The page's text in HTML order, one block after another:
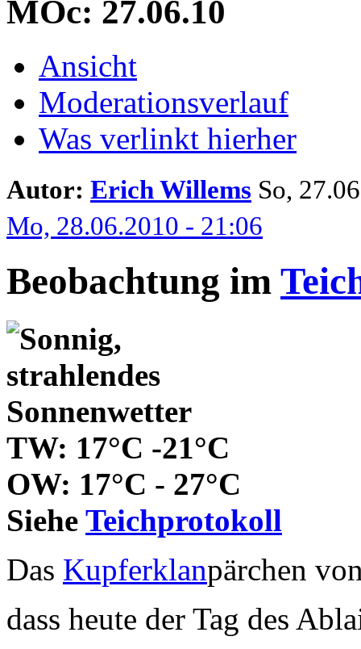
MOc: 27.06.10
Ansicht
Moderationsverlauf
Was verlinkt hierher
Autor: Erich Willems So,
Mo, 28.06.2010 - 21:06
Beobachtung im
TW: 17°C -21°C
OW: 17°C - 27°C
Siehe Teichprotokoll
Das Kupferklanpärchen
dass heute der Tag des